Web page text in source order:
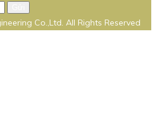
Co.,Ltd. All Rights Reserved